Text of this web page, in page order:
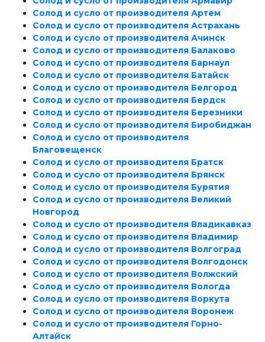
Солод и сусло от производителя Артем
Солод и сусло от производителя Астрахань
Солод и сусло от производителя Ачинск
Солод и сусло от производителя Балаково
Солод и сусло от производителя Барнаул
Солод и сусло от производителя Батайск
Солод и сусло от производителя Белгород
Солод и сусло от производителя Бердск
Солод и сусло от производителя Березники
Солод и сусло от производителя Биробиджан
Солод и сусло от производителя
Благовещенск
Солод и сусло от производителя Братск
Солод и сусло от производителя Брянск
Солод и сусло от производителя Бурятия
Солод и сусло от производителя Великий
Новгород
Солод и сусло от производителя Владикавказ
Солод и сусло от производителя Владимир
Солод и сусло от производителя Волгоград
Солод и сусло от производителя Волгодонск
Солод и сусло от производителя Волжский
Солод и сусло от производителя Вологда
Солод и сусло от производителя Воркута
Солод и сусло от производителя Воронеж
Солод и сусло от производителя Горно-
Алтайск